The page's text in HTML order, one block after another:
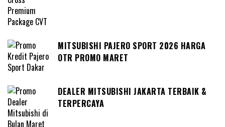
MITSUBISHI PAJERO SPORT 2026 HARGA
OTR PROMO MARET
DEALER MITSUBISHI JAKARTA TERBAIK &
TERPERCAYA